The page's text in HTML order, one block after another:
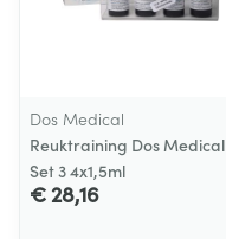
Dos Medical
Reuktraining Dos Medical
Set 3 4x1,5ml
€ 28,16